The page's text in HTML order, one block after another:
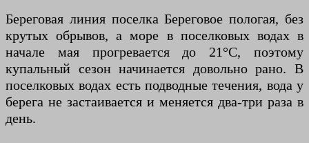
Береговая линия поселка Береговое пологая, без
крутых обрывов, а море в поселковых водах в
начале мая прогревается до 21°C, поэтому
купальный сезон начинается довольно рано. В
поселковых водах есть подводные течения, вода у
берега не застаивается и меняется два-три раза в
день.